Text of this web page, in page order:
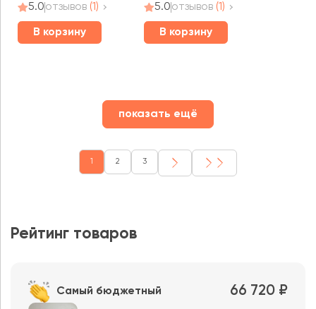
5.0отзывов (1)
В корзину
5.0отзывов (1)
В корзину
показать ещё
1 2 3
Рейтинг товаров
Самый бюджетный 66 720 ₽